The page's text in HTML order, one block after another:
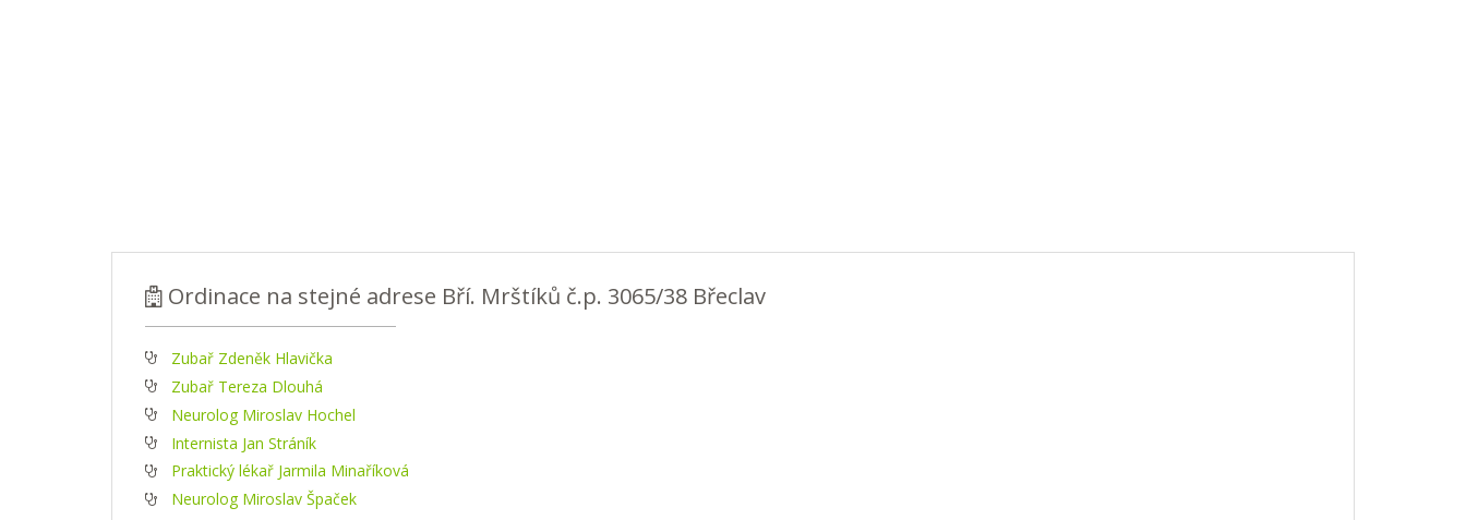
Ordinace na stejné adrese Bří. Mrštíků č.p. 3065/38 Břeclav
Zubař Zdeněk Hlavička
Zubař Tereza Dlouhá
Neurolog Miroslav Hochel
Internista Jan Stráník
Praktický lékař Jarmila Minaříková
Neurolog Miroslav Špaček